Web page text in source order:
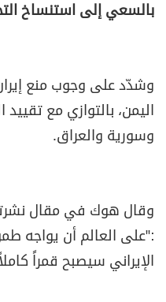
بالسعي إلى استنساخ
وشدّد على وجوب منع
اليمن، بالتوازي مع
وسورية والعراق.
وقال هوك في مقال
:"على العالم أن يواجه
الإيراني سيصبح قمراً